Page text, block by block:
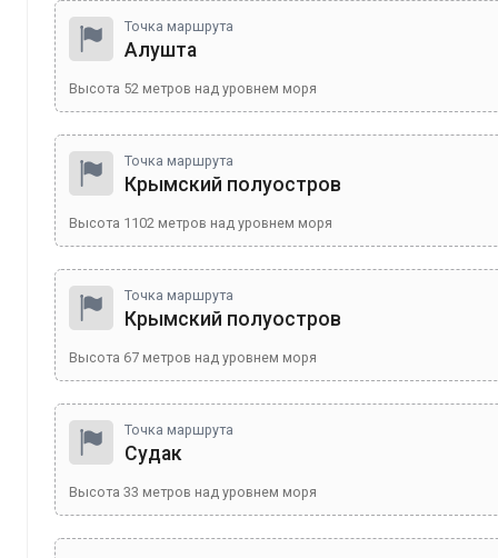
Точка маршрута
Алушта
Высота 52 метров над уровнем моря
Точка маршрута
Крымский полуостров
Высота 1102 метров над уровнем моря
Точка маршрута
Крымский полуостров
Высота 67 метров над уровнем моря
Точка маршрута
Судак
Высота 33 метров над уровнем моря